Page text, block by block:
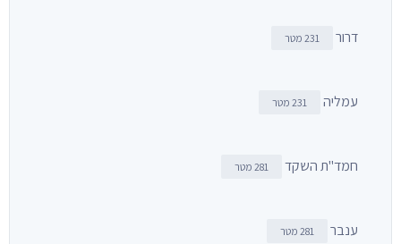
דרור 231 מטר
עמליה 231 מטר
חמד"ת השקד 281 מטר
ענבר 281 מטר